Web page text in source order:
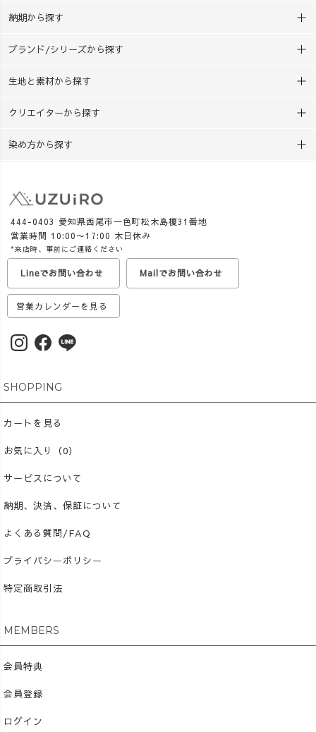
まうものから、 環境のこ
づくりのこと。 いろい
も、草木染めの面白さです。
校・中学校の教師でした。 忙
のために授業を工夫する 先生
いきたいと思っています。
UZUiROでは現在、西尾
の抹茶を使った「おうち草木
染めキット」も販売中。
お湯・ボウル・計量カップが
あれば、 火を使わず、約30分
で草木染めを楽しめます🌿
夏休みの工作はもちろ
の？」から自由研究へ広げる
こともできます。 これ
く、学校やクラス単位で使え
る教材づくりにも少しずつ取
り組んでいきます。 子ど
地域をもっと好きになる。 そ
を通して届けていけたら嬉し
木染め #自由研究 #夏休み工
納期から探す
ブランド/シリーズから探す
生地と素材から探す
クリエイターから探す
染め方から探す
444-0403 愛知県西尾市一色町松木島榎31番地
営業時間 10:00〜17:00 木日休み
*来店時、事前にご連絡ください
Lineでお問い合わせ Mailでお問い合わせ
営業カレンダーを見る
SHOPPING
カートを見る
お気に入り（0）
サービスについて
納期、決済、保証について
よくある質問/FAQ
プライバシーポリシー
特定商取引法
MEMBERS
会員特典
会員登録
ログイン